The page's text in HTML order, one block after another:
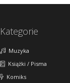
Kategorie
Muzyka
Książki / Pisma
Komiks